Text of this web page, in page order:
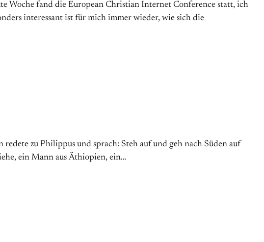
Woche fand die European Christian Internet Conference statt, ich
interessant ist für mich immer wieder, wie sich die
zu Philippus und sprach: Steh auf und geh nach Süden auf
ein Mann aus Äthiopien, ein…